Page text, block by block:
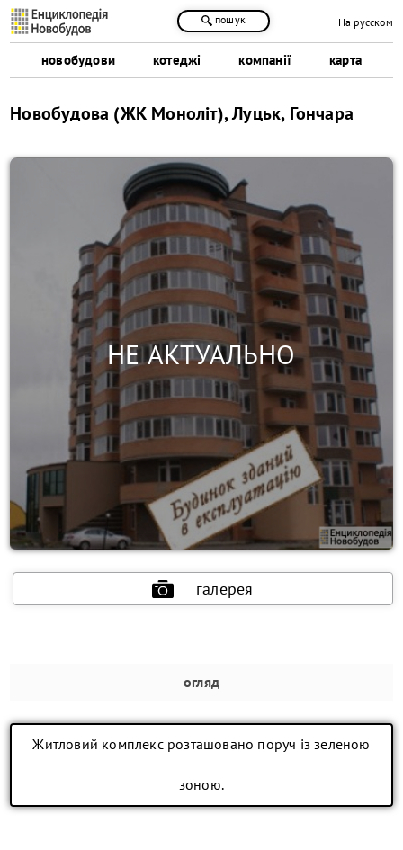
новобудови котеджі компанії карта
пошук На русском
Новобудова (ЖК Моноліт), Луцьк, Гончара
галерея
огляд
Житловий комплекс розташовано поруч із зеленою
зоною.